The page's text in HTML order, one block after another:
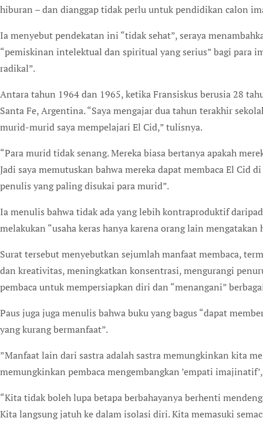
hiburan – dan dianggap tidak perlu untuk pendidikan calon
Ia menyebut pendekatan ini “tidak sehat”, seraya
“pemiskinan intelektual dan spiritual yang serius” bagi para
radikal”.
Antara tahun 1964 dan 1965, ketika Fransiskus berusia 28
Santa Fe, Argentina. “Saya mengajar dua tahun terakhir
murid-murid saya mempelajari El Cid,” tulisnya.
“Para murid tidak senang. Mereka biasa bertanya apakah
Jadi saya memutuskan bahwa mereka dapat membaca El Cid
penulis yang paling disukai para murid”.
Ia menulis bahwa tidak ada yang lebih kontraproduktif
melakukan “usaha keras hanya karena orang lain
Surat tersebut menyebutkan sejumlah manfaat membaca,
dan kreativitas, meningkatkan konsentrasi, mengurangi
pembaca untuk mempersiapkan diri dan “menangani”
Paus juga juga menulis bahwa buku yang bagus “dapat
yang kurang bermanfaat”.
”Manfaat lain dari sastra adalah sastra memungkinkan kita
memungkinkan pembaca mengembangkan ’empati
“Kita tidak boleh lupa betapa berbahayanya berhenti
Kita langsung jatuh ke dalam isolasi diri. Kita memasuki